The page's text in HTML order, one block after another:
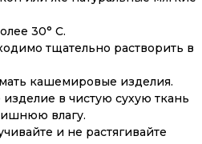
30° С.
тщательно растворить в
кашемировые изделия.
в чистую сухую ткань
влагу.
и не растягивайте